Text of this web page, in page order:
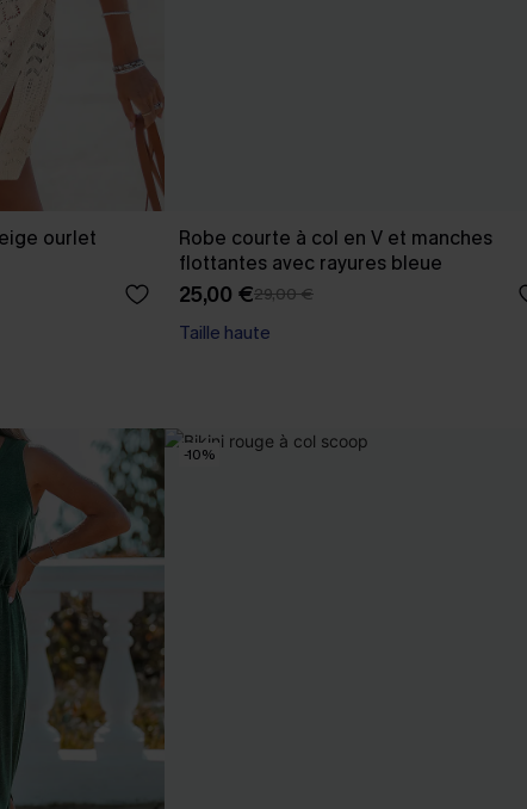
ourlet
Robe courte à col en V et manches
flottantes avec rayures bleue
25,00 €29,00 €
Taille haute
-10%